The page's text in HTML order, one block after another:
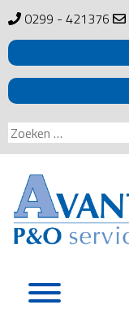
0299 - 421376
Zoeken
naar: